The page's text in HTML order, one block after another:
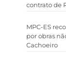
contrato de
MPC-ES
por obras
Cachoeiro